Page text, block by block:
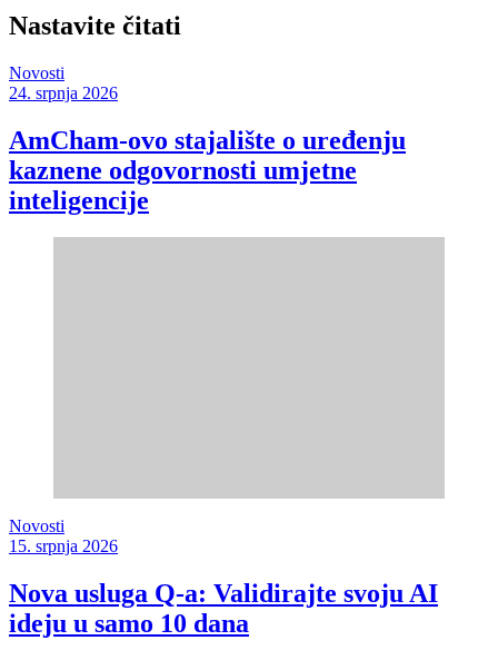
Nastavite čitati
Novosti
24. srpnja 2026
AmCham-ovo stajalište o uređenju
kaznene odgovornosti umjetne
inteligencije
Novosti
15. srpnja 2026
Nova usluga Q-a: Validirajte svoju AI
ideju u samo 10 dana